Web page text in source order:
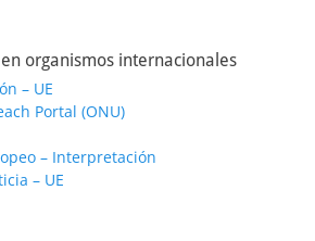
organismos internacionales
– UE
Portal (ONU)
– Interpretación
– UE